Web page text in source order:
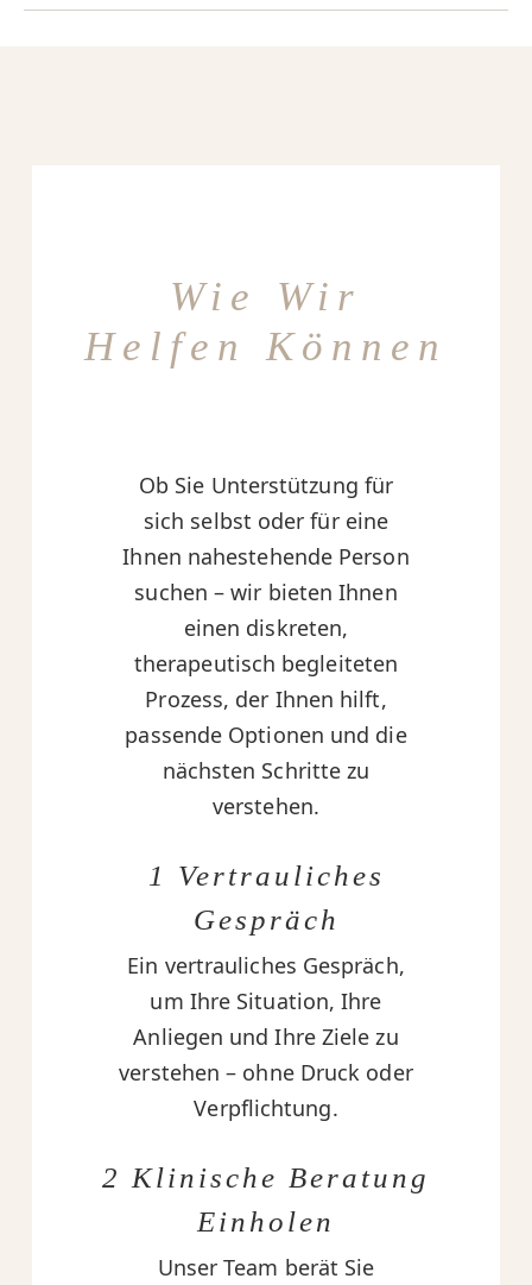
Wie Wir
Helfen Können
Ob Sie Unterstützung für
sich selbst oder für eine
Ihnen nahestehende Person
suchen – wir bieten Ihnen
einen diskreten,
therapeutisch begleiteten
Prozess, der Ihnen hilft,
passende Optionen und die
nächsten Schritte zu
verstehen.
1 Vertrauliches
Gespräch
Ein vertrauliches Gespräch,
um Ihre Situation, Ihre
Anliegen und Ihre Ziele zu
verstehen – ohne Druck oder
Verpflichtung.
2 Klinische Beratung
Einholen
Unser Team berät Sie